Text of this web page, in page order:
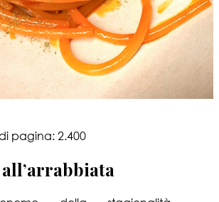
pagina:2.400